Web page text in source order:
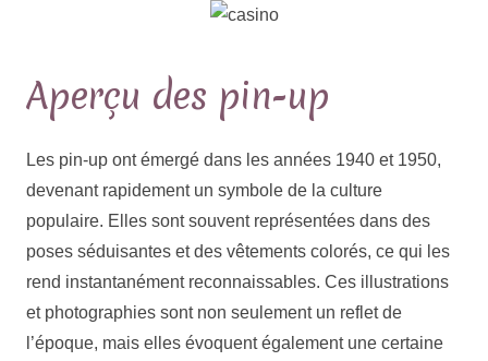
Aperçu des pin-up
Les pin-up ont émergé dans les années 1940 et 1950,
devenant rapidement un symbole de la culture
populaire. Elles sont souvent représentées dans des
poses séduisantes et des vêtements colorés, ce qui les
rend instantanément reconnaissables. Ces illustrations
et photographies sont non seulement un reflet de
l’époque, mais elles évoquent également une certaine